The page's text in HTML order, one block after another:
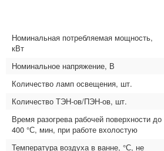
Номинальная потребляемая мощность,
кВт
Номинальное напряжение, В
Количество ламп освещения, шт.
Количество ТЭН-ов/ПЭН-ов, шт.
Время разогрева рабочей поверхности до
400 °С, мин, при работе вхолостую
Температура воздуха в ванне, °С, не